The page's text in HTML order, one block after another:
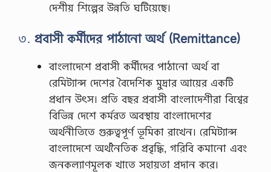
দেশীয় শিল্পের উন্নতি ঘটিয়েছে।
৩. প্রবাসী কর্মীদের পাঠানো অর্থ (Remittance)
বাংলাদেশে প্রবাসী কর্মীদের পাঠানো অর্থ বা
রেমিট্যান্স দেশের বৈদেশিক মুদ্রার আয়ের একটি
প্রধান উৎস। প্রতি বছর প্রবাসী বাংলাদেশীরা বিশ্বের
বিভিন্ন দেশে কর্মরত অবস্থায় বাংলাদেশের
অর্থনীতিতে গুরুত্বপূর্ণ ভূমিকা রাখেন। রেমিট্যান্স
বাংলাদেশে অর্থনৈতিক প্রবৃদ্ধি, গরিবি কমানো এবং
জনকল্যাণমূলক খাতে সহায়তা প্রদান করে।